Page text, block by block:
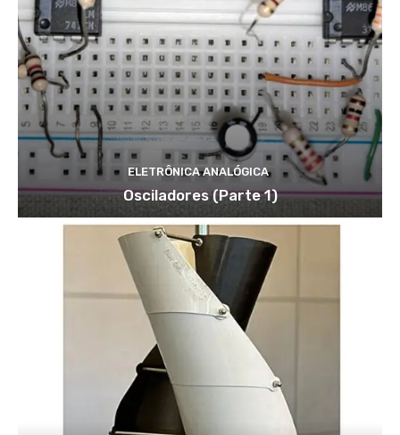
ELETRÔNICA ANALÓGICA
Osciladores (Parte 1)